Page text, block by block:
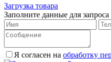
Загрузка товара
Заполните данные для
Я согласен на обработку